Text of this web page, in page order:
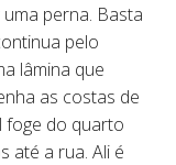
perna. Basta
pelo
lâmina que
as costas de
foge do quarto
até a rua. Ali é